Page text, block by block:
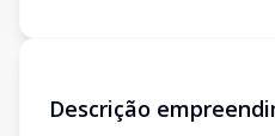
Descrição